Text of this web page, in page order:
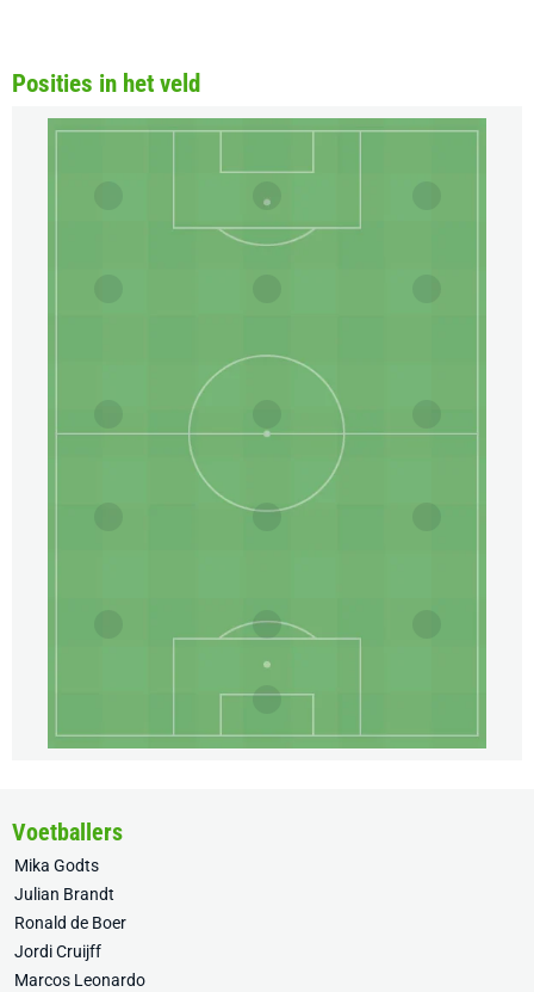
Posities in het veld
Voetballers
Mika Godts
Julian Brandt
Ronald de Boer
Jordi Cruijff
Marcos Leonardo